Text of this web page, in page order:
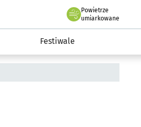
Powietrze
we Wrocławiu
umiarkowane
Festiwale